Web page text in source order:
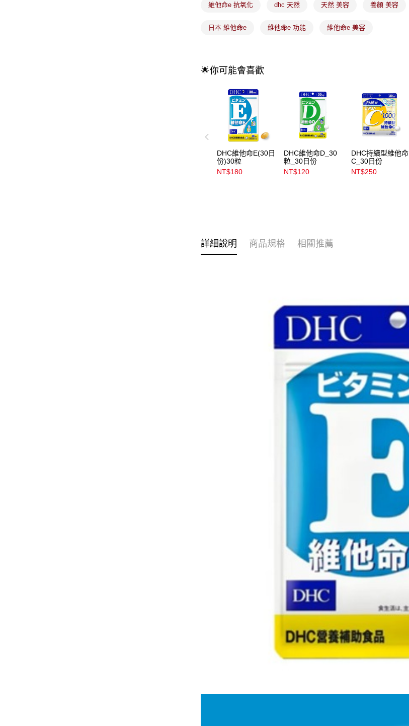
維他命e 抗氧化 dhc 天然 天然 美容 養顏 美容
日本 維他命e 維他命e 功能 維他命e 美容
🌟你可能會喜歡
DHC維他命E(30日
份)30粒
NT$180
DHC維他命D_30
粒_30日份
NT$120
DHC持續型維他命
C_30日份
NT$250
詳細說明 商品規格 相關推薦